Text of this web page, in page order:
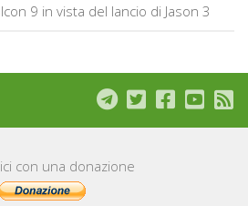
9 in vista del lancio di Jason 3
con una donazione